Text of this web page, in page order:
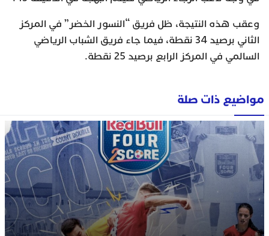
وعقب هذه النتيجة، ظل فريق “النسور الخضر” في المركز
الثاني برصيد 34 نقطة، فيما جاء فريق الشباب الرياضي
السالمي في المركز الرابع برصيد 25 نقطة.
مواضيع ذات صلة